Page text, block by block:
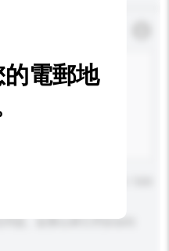
題。點擊以將它們添加到
電郵地